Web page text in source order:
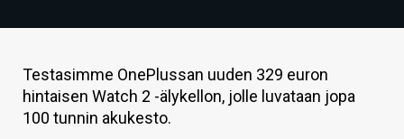
TIETOA
HINTA.FI
Testasimme OnePlussan uuden 329 euron
hintaisen Watch 2 -älykellon, jolle luvataan jopa
100 tunnin akukesto.